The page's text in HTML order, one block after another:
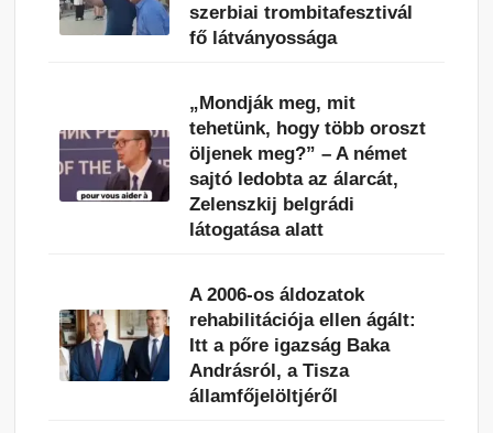
szerbiai trombitafesztivál
fő látványossága
„Mondják meg, mit
tehetünk, hogy több oroszt
öljenek meg?” – A német
sajtó ledobta az álarcát,
Zelenszkij belgrádi
látogatása alatt
A 2006-os áldozatok
rehabilitációja ellen ágált:
Itt a pőre igazság Baka
Andrásról, a Tisza
államfőjelöltjéről